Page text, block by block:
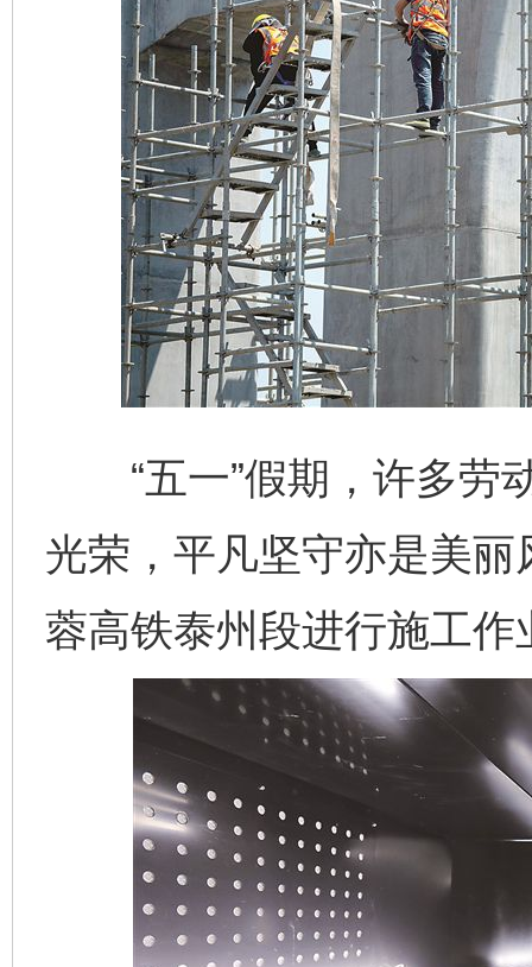
“五一”假期，许多劳
光荣，平凡坚守亦是美
蓉高铁泰州段进行施工